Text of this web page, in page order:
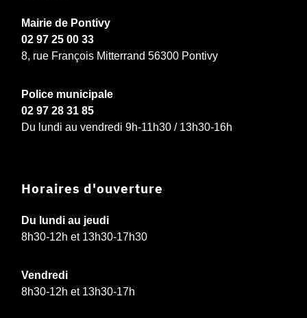
Mairie de Pontivy
02 97 25 00 33
8, rue François Mitterrand 56300 Pontivy
Police municipale
02 97 28 31 85
Du lundi au vendredi 9h-11h30 / 13h30-16h
Horaires d'ouverture
Du lundi au jeudi
8h30-12h et 13h30-17h30
Vendredi
8h30-12h et 13h30-17h